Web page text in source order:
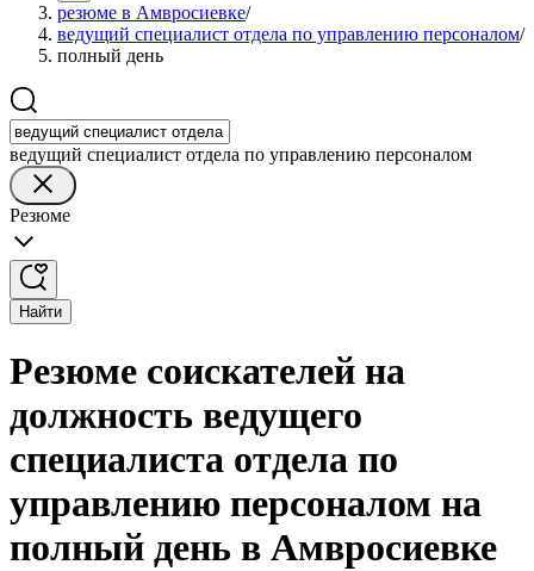
резюме в Амвросиевке/
ведущий специалист отдела по управлению персоналом/
полный день
ведущий специалист отдела по управлению персоналом
Резюме
Найти
Резюме соискателей на
должность ведущего
специалиста отдела по
управлению персоналом на
полный день в Амвросиевке